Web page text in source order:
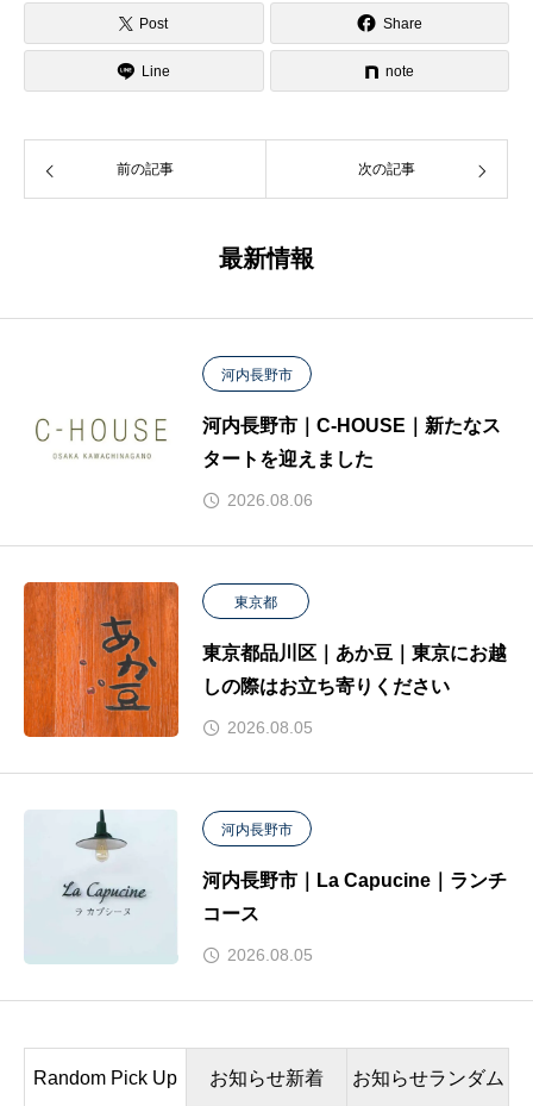
Post Share
Line note
前の記事 次の記事
最新情報
河内長野市
河内長野市｜C-HOUSE｜新たなス
タートを迎えました
2026.08.06
東京都
東京都品川区｜あか豆｜東京にお越
しの際はお立ち寄りください
2026.08.05
河内長野市
河内長野市｜La Capucine｜ランチ
コース
2026.08.05
Random Pick Up お知らせ新着 お知らせランダム